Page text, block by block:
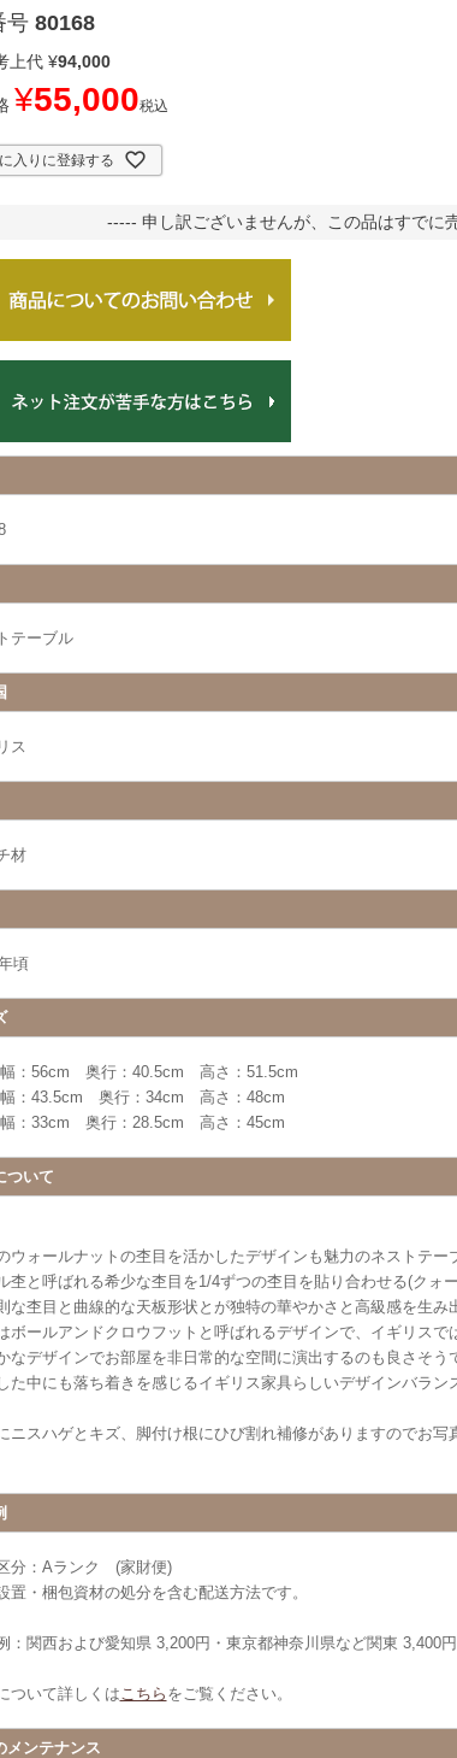
号 80168
上代 ¥94,000
¥55,000税込
入りに登録する
----- 申し訳ございませんが、この品はすでに
テーブル
ス
材
頃
：56cm 奥行：40.5cm 高さ：51.5cm
：43.5cm 奥行：34cm 高さ：48cm
：33cm 奥行：28.5cm 高さ：45cm
ついて
ウォールナットの杢目を活かしたデザインも魅力のネストテー
杢と呼ばれる希少な杢目を1/4ずつの杢目を貼り合わせる(クォ
な杢目と曲線的な天板形状とが独特の華やかさと高級感を生み
ボールアンドクロウフットと呼ばれるデザインで、イギリスで
なデザインでお部屋を非日常的な空間に演出するのも良さそう
た中にも落ち着きを感じるイギリス家具らしいデザインバラン
ニスハゲとキズ、脚付け根にひび割れ補修がありますのでお写
分：Aランク (家財便)
置・梱包資材の処分を含む配送方法です。
：関西および愛知県 3,200円・東京都神奈川県など関東 3,400
ついて詳しくは こちら をご覧ください。
メンテナンス